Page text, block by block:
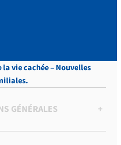
vie cachée – Nouvelles
GÉNÉRALES +